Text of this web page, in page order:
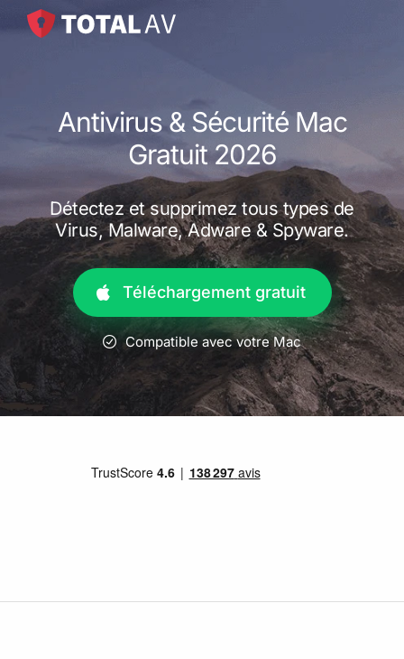
Antivirus & Sécurité Mac
Gratuit 2026
Détectez et supprimez tous types de
Virus, Malware, Adware & Spyware.
Téléchargement gratuit
Compatible avec votre Mac